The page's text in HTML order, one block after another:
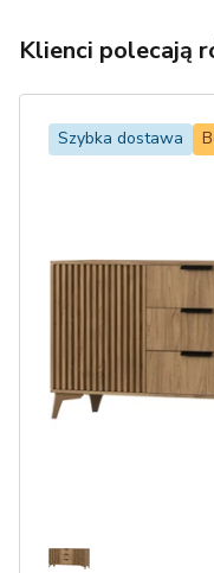
Klienci polecają
Szybka dostawa